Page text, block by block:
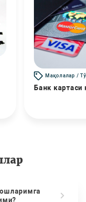
Мақолалар /
Банк картаси